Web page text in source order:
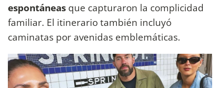
espontáneas que capturaron la complicidad
familiar. El itinerario también incluyó
caminatas por avenidas emblemáticas.